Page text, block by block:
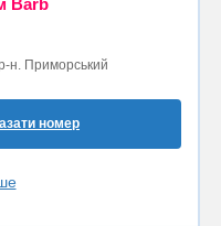
н. Приморський
номер